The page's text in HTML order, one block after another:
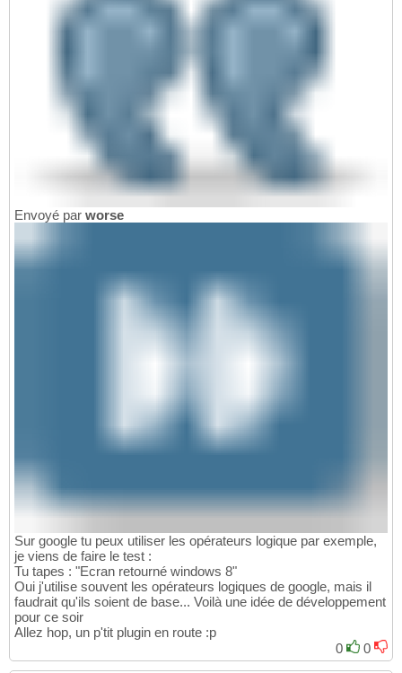
Envoyé par worse
Sur google tu peux utiliser les opérateurs logique par exemple,
je viens de faire le test :
Tu tapes : "Ecran retourné windows 8"
Oui j'utilise souvent les opérateurs logiques de google, mais il
faudrait qu'ils soient de base... Voilà une idée de développement
pour ce soir
Allez hop, un p'tit plugin en route :p
0
0